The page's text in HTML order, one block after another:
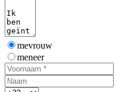
mevrouw
meneer